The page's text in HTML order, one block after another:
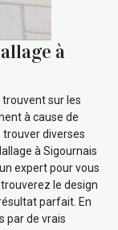
à
trouvent sur les
à cause de
trouver diverses
à Sigournais
expert pour vous
le design
parfait. En
par de vrais